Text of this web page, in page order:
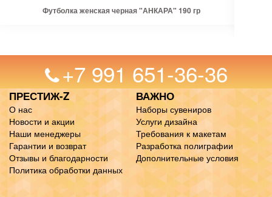
Футболка женская черная "АНКАРА" 190 гр
+7 991 651-36-36
ПРЕСТИЖ-Z
О нас
Новости и акции
Наши менеджеры
Гарантии и возврат
Отзывы и благодарности
Политика обработки данных
ВАЖНО
Наборы сувениров
Услуги дизайна
Требования к макетам
Разработка полиграфии
Дополнительные условия